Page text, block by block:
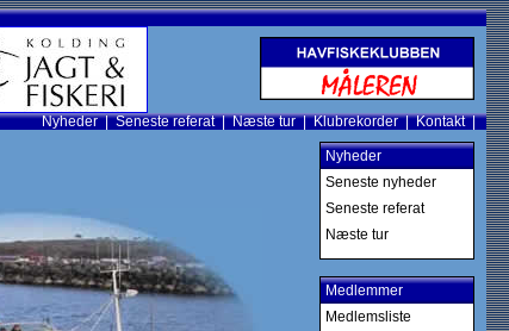
Nyheder|Seneste referat|Næste tur|Klubrekorder|Kontakt|
Nyheder
Seneste nyheder
Seneste referat
Næste tur
Medlemmer
Medlemsliste